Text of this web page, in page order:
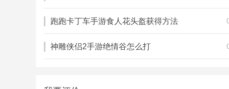
跑跑卡丁车手游食人花头盔获得方法
神雕侠侣2手游绝情谷怎么打